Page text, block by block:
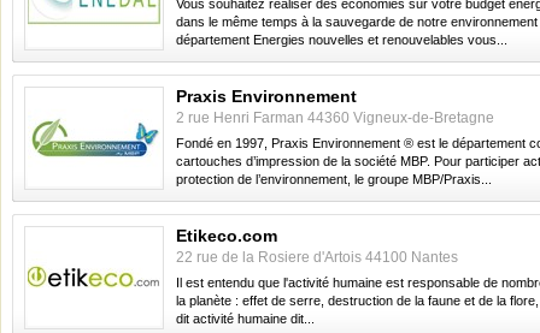
Vous souhaitez réaliser des économies sur votre budget
dans le même temps à la sauvegarde de notre environnement
département Energies nouvelles et renouvelables vous...
Praxis Environnement
2 rue Henri Farman 44360 Vigneux-de-Bretagne
Fondé en 1997, Praxis Environnement ® est le département
cartouches d’impression de la société MBP. Pour participer
protection de l’environnement, le groupe MBP/Praxis...
Etikeco.com
22 rue de la Rosiere d'Artois 44100 Nantes
Il est entendu que l'activité humaine est responsable de
la planète : effet de serre, destruction de la faune et de la
dit activité humaine dit...